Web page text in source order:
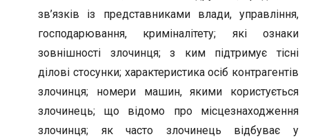
зв’язків із представниками влади, управління,
господарювання, криміналітету; які ознаки
зовнішності злочинця; з ким підтримує тісні
ділові стосунки; характеристика осіб контрагентів
злочинця; номери машин, якими користується
злочинець; що відомо про місцезнаходження
злочинця; як часто злочинець відбуває у